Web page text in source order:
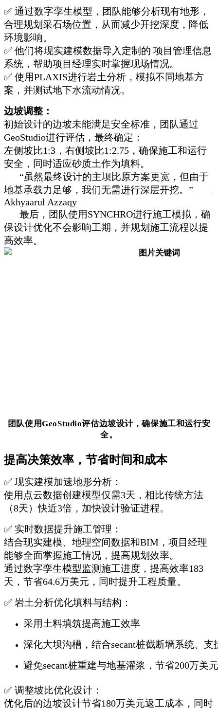
✅ 通过数字孪生模型，团队能够分析现有地形，
合理规划采石场位置，从而减少开挖深度，降低
环境影响。
✅ 他们将现实建模数据导入定制的 项目管理信息
系统，帮助项目经理实时掌握现场情况。
✅ 使用PLAXIS进行岩土分析，模拟不同地基方
案，并测试地下水流动情况。
边坡调整：
初始设计的边坡未能满足安全标准，团队通过
GeoStudio进行评估，最终确定：
左侧坡比1:3，右侧坡比1:2.75，确保施工和运行
安全，同时适应砂质土作为填料。
“虽然最终设计的主坝比原方案更宽，但由于
地基承载力足够，我们无需进行深层开挖。”——
Akhyaarul Azzaqy
最后，团队使用SYNCHRO进行施工模拟，确
保设计优化不会影响工期，并规划施工流程以提
高效率。
团队使用GeoStudio评估边坡设计，确保施工和运行安
全。
提高决策效率，节省时间和成本
✅ 现实建模加速地形分析：
使用点云数据创建模型仅需3天，相比传统方法
（8天）快近3倍，加快设计验证进程。
✅ 实时数据提升施工管理：
结合现实建模、地理空间数据和BIM，项目经理
能够全面掌握施工情况，提高规划效率。
通过数字孪生模型监测施工进度，提高效率183
天，节省64.6万美元，同时提升工程质量。
✅ 岩土分析优化填料与结构：
采用土料填筑提高施工效率
深化大坝沟槽，结合secant桩截断墙系统、支
避免secant桩重建与地基灌浆，节省200万美元
✅ 调整坡比优化设计：
优化后的边坡设计节省180万美元返工成本，同时